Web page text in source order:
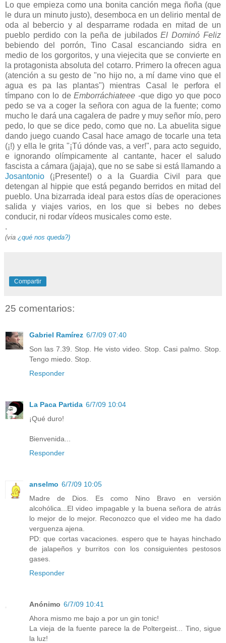
Lo que empieza como una bonita canción mega ñoña (que
le dura un minuto justo), desemboca en un delirio mental de
oda al bebercio y al desparrame rodada en mitad de un
pueblo perdido con la peña de jubiladosEl Dominó Feliz
bebiendo del porrón, Tino Casal escanciando sidra en
medio de los gorgoritos, y una viejecita que se convierte en
la protagonista absoluta del cotarro. Primero la ofrecen agua
(atención a su gesto de "no hijo no, a mí dame vino que el
agua es pa las plantas") mientras Casal le perfora el
tímpano con lo deEmborráchiateee -que digo yo que poco
pedo se va a coger la señora con agua de la fuente; como
mucho le dará una cagalera de padre y muy señor mío, pero
pedo, lo que se dice pedo, como que no. La abuelita sigue
dando juego cuando Casal hace amago de tocarle una teta
(¡!) y ella le grita "¡Tú dónde vas, a ver!", para acto seguido,
e ignorando olímpicamente al cantante, hacer el saludo
fascista a cámara (jajaja), que no se sabe si está llamando a
Josantonio (¡Presente!) o a la Guardia Civil para que
detengan al hippie que está pegando berridos en mitad del
pueblo. Una bizarrada ideal para estos días de operaciones
salida y viajes varios, en los que si bebes no debes
conducir, ni rodar vídeos musicales como este.
.
(via ¿qué nos queda?)
Compartir
25 comentarios:
Gabriel Ramírez 6/7/09 07:40
Son las 7.39. Stop. He visto video. Stop. Casi palmo. Stop.
Tengo miedo. Stop.
Responder
La Paca Partida 6/7/09 10:04
¡Qué duro!
Bienvenida...
Responder
anselmo 6/7/09 10:05
Madre de Dios. Es como Nino Bravo en versión
alcohólica...El video impagable y la buena señora de atrás
lo mejor de lo mejor. Reconozco que el video me ha dado
verguenza ajena.
PD: que cortas vacaciones. espero que te hayas hinchado
de jalapeños y burritos con los consiguientes pestosos
gases.
Responder
Anónimo 6/7/09 10:41
Ahora mismo me bajo a por un gin tonic!
La vieja de la fuente parece la de Poltergeist... Tino, sigue
la luz!